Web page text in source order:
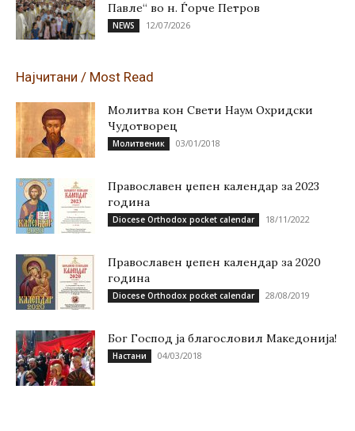
Павле“ во н. Ѓорче Петров
NEWS 12/07/2026
Најчитани / Most Read
Молитва кон Свети Наум Охридски
Чудотворец
Молитвеник 03/01/2018
Православен џепен календар за 2023
година
Diocese Orthodox pocket calendar 18/11/2022
Православен џепен календар за 2020
година
Diocese Orthodox pocket calendar 28/08/2019
Бог Господ ја благословил Македонија!
Настани 04/03/2018